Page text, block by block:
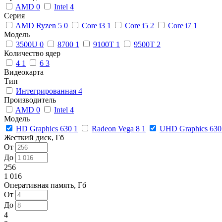
AMD 0 Intel 4
Серия
AMD Ryzen 5 0 Core i3 1 Core i5 2 Core i7 1
Модель
3500U 0 8700 1 9100T 1 9500T 2
Количество ядер
4 1 6 3
Видеокарта
Тип
Интегрированная 4
Производитель
AMD 0 Intel 4
Модель
HD Graphics 630 1 Radeon Vega 8 1
UHD Graphics
Жесткий диск, Гб
От
До
256
1 016
Оперативная память, Гб
От
До
4